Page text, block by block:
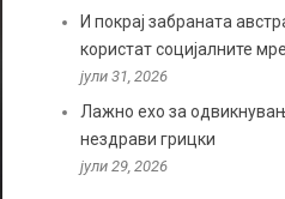
И покрај забраната
користат социјалните
јули 31, 2026
Лажно ехо за
нездрави грицки
јули 29, 2026